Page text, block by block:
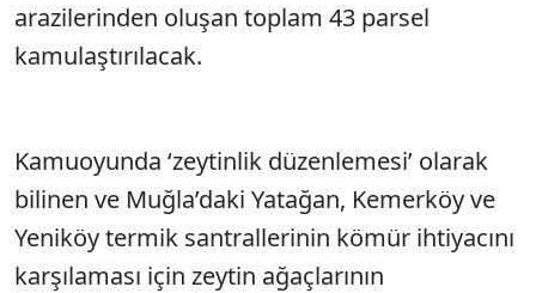
arazilerinden oluşan toplam 43 parsel
kamulaştırılacak.
Kamuoyunda ‘zeytinlik düzenlemesi’ olarak
bilinen ve Muğla’daki Yatağan, Kemerköy ve
Yeniköy termik santrallerinin kömür ihtiyacını
karşılaması için zeytin ağaçlarının